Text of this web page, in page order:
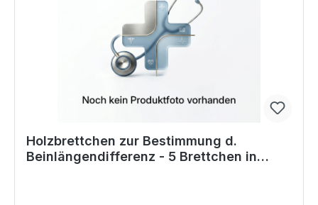
Holzbrettchen zur Bestimmung d.
Beinlängendifferenz - 5 Brettchen in